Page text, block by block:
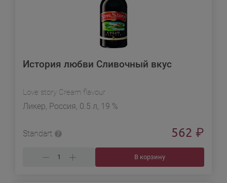
История любви Сливочный вкус
Love story Cream flavour
Ликер, Россия, 0.5 л, 19 %
Standart 562 ₽
В корзину